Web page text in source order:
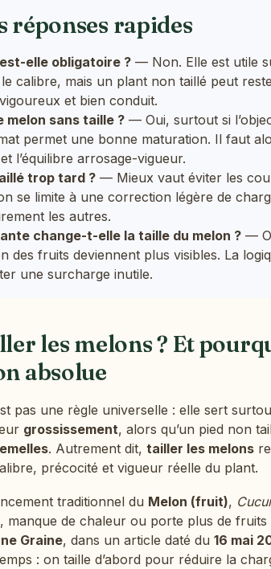
réponses rapides
elle obligatoire ? — Non. Elle est utile
calibre, mais un plant non taillé peut
et bien conduit.
sans taille ? — Oui, surtout si
permet une bonne maturation. Il faut
l’équilibre arrosage-vigueur.
trop tard ? — Mieux vaut éviter les
se limite à une correction légère de
les autres.
change-t-elle la taille du melon ? —
des fruits deviennent plus visibles. La
une surcharge inutile.
les melons ? Et
absolue
pas une règle universelle : elle sert
grossissement, alors qu’un pied non
. Autrement dit, tailler les melons
précocité et vigueur réelle du plant.
traditionnel du Melon (fruit),
manque de chaleur ou porte plus de
Graine, dans un article daté du 16 mai
: on taille d’abord pour réduire la